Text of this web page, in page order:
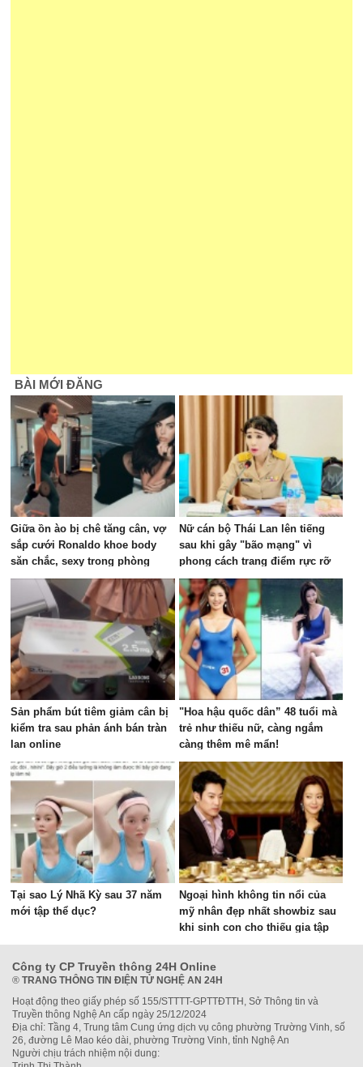
BÀI MỚI ĐĂNG
Giữa ồn ào bị chê tăng cân, vợ
sắp cưới Ronaldo khoe body
săn chắc, sexy trong phòng
gym, visual đủ sức dập tắt mọi
lời chê bai
Nữ cán bộ Thái Lan lên tiếng
sau khi gây "bão mạng" vì
phong cách trang điểm rực rỡ
trong cuộc họp ngân sách
Sản phẩm bút tiêm giảm cân bị
kiểm tra sau phản ánh bán tràn
lan online
"Hoa hậu quốc dân” 48 tuổi mà
trẻ như thiếu nữ, càng ngắm
càng thêm mê mẩn!
Tại sao Lý Nhã Kỳ sau 37 năm
mới tập thể dục?
Ngoại hình không tin nổi của
mỹ nhân đẹp nhất showbiz sau
khi sinh con cho thiếu gia tập
đoàn
Công ty CP Truyền thông 24H Online
® TRANG THÔNG TIN ĐIỆN TỬ NGHỆ AN 24H
Hoạt động theo giấy phép số 155/STTTT-GPTTĐTTH, Sở Thông tin và
Truyền thông Nghệ An cấp ngày 25/12/2024
Địa chỉ: Tầng 4, Trung tâm Cung ứng dịch vụ công phường Trường Vinh, số
26, đường Lê Mao kéo dài, phường Trường Vinh, tỉnh Nghệ An
Người chịu trách nhiệm nội dung: